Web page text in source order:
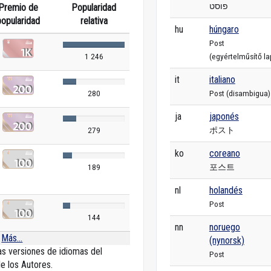
de
Popularidad
relativa
1 246
280
279
189
144
Más...
versiones de idiomas del
los Autores.
פוסט
hu húngaro
Post
(egyértelműsítő
it italiano
Post (disambigua)
ja japonés
ポスト
ko coreano
포스트
nl holandés
Post
nn
noruego
(nynorsk)
Post